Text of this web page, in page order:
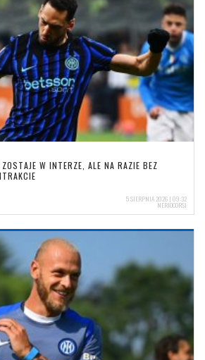
W INTERZE, ALE NA RAZIE BEZ
5 SIERPNIA 2026 | 09:32
NERIOCORSI